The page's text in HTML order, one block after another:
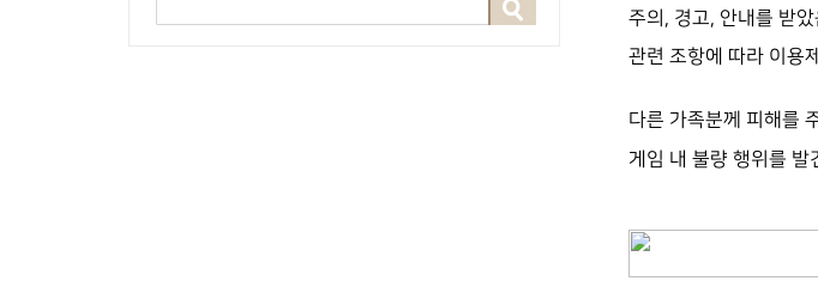
주의, 경고, 안내를 받
관련 조항에 따라 이용
다른 가족분께 피해를
게임 내 불량 행위를 발